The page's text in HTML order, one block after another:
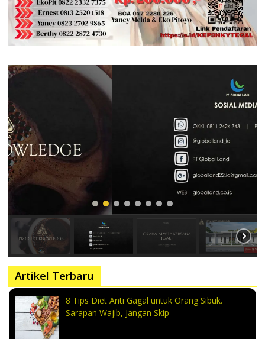
Artikel Terbaru
8 Tips Diet Anti Gagal untuk Orang Sibuk.
Sarapan Wajib, Jangan Skip